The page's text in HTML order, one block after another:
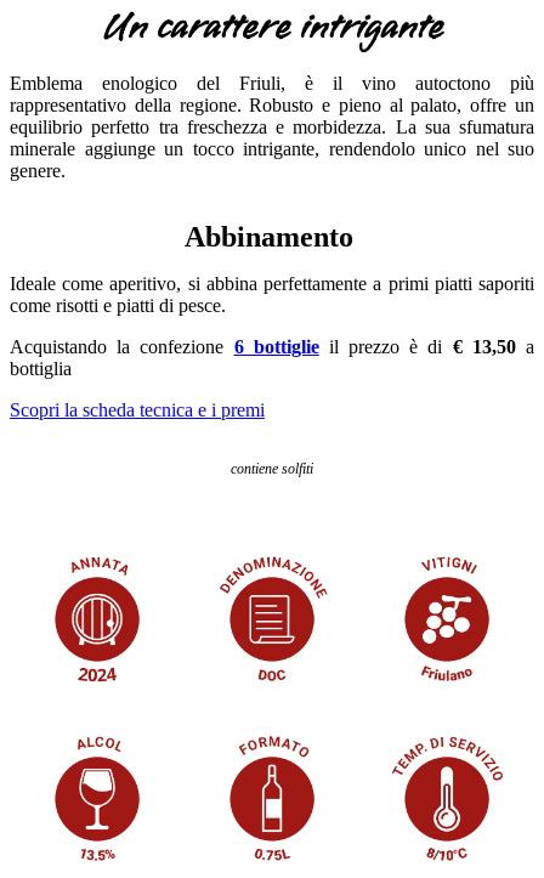
Un carattere intrigante
Emblema enologico del Friuli, è il vino autoctono più
rappresentativo della regione. Robusto e pieno al palato, offre un
equilibrio perfetto tra freschezza e morbidezza. La sua sfumatura
minerale aggiunge un tocco intrigante, rendendolo unico nel suo
genere.
Abbinamento
Ideale come aperitivo, si abbina perfettamente a primi piatti saporiti
come risotti e piatti di pesce.
Acquistando la confezione 6 bottiglieil prezzo è di € 13,50a
bottiglia
Scopri la scheda tecnica e i premi
contiene solfiti